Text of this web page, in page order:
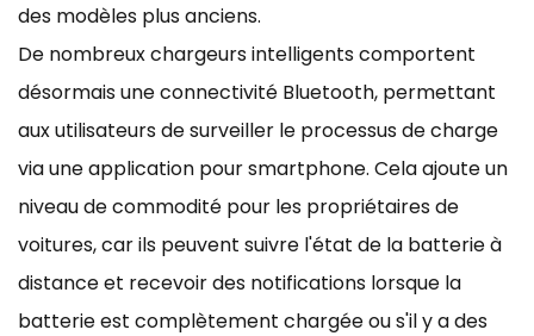
des modèles plus anciens.
De nombreux chargeurs intelligents comportent
désormais une connectivité Bluetooth, permettant
aux utilisateurs de surveiller le processus de charge
via une application pour smartphone. Cela ajoute un
niveau de commodité pour les propriétaires de
voitures, car ils peuvent suivre l'état de la batterie à
distance et recevoir des notifications lorsque la
batterie est complètement chargée ou s'il y a des